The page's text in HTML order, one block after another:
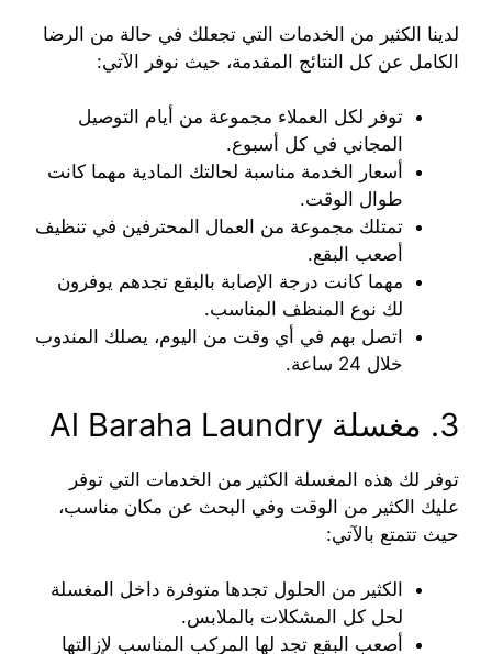
لدينا الكثير من الخدمات التي تجعلك في حالة من الرضا
الكامل عن كل النتائج المقدمة، حيث نوفر الآتي:
توفر لكل العملاء مجموعة من أيام التوصيل
المجاني في كل أسبوع.
أسعار الخدمة مناسبة لحالتك المادية مهما كانت
طوال الوقت.
تمتلك مجموعة من العمال المحترفين في تنظيف
أصعب البقع.
مهما كانت درجة الإصابة بالبقع تجدهم يوفرون
لك نوع المنظف المناسب.
اتصل بهم في أي وقت من اليوم، يصلك المندوب
خلال 24 ساعة.
3. مغسلة Al Baraha Laundry
توفر لك هذه المغسلة الكثير من الخدمات التي توفر
عليك الكثير من الوقت وفي البحث عن مكان مناسب،
حيث تتمتع بالآتي:
الكثير من الحلول تجدها متوفرة داخل المغسلة
لحل كل المشكلات بالملابس.
أصعب البقع تجد لها المركب المناسب لإزالتها